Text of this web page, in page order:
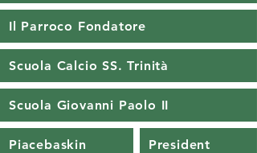
Il Parroco Fondatore
Scuola Calcio SS. Trinità
Scuola Giovanni Paolo II
Piacebaskin President